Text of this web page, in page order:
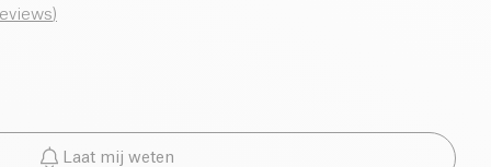
)
Laat mij weten